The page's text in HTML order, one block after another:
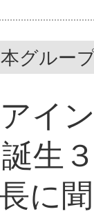
本グルー
イ
誕
に